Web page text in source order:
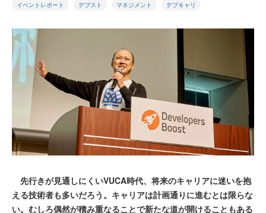
イベントレポート デブスト マネジメント デブキャリ
先行きが見通しにくいVUCA時代、将来のキャリアに迷いを抱
える技術者も多いだろう。キャリアは計画通りに進むとは限らな
い。むしろ偶然が積み重なることで新たな道が開けることもある